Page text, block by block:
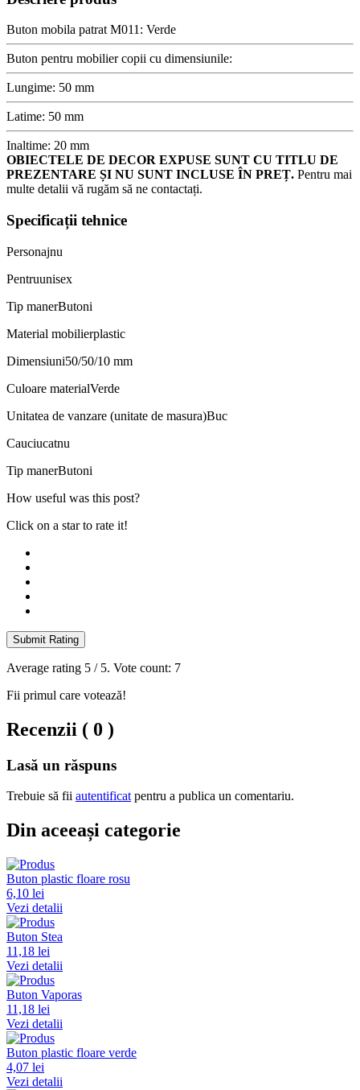
Buton mobila patrat M011: Verde
Buton pentru mobilier copii cu dimensiunile:
Lungime: 50 mm
Latime: 50 mm
Inaltime: 20 mm
OBIECTELE DE DECOR EXPUSE SUNT CU TITLU DE
PREZENTARE ȘI NU SUNT INCLUSE ÎN PREȚ. Pentru mai
multe detalii vă rugăm să ne contactați.
Specificații tehnice
Personajnu
Pentruunisex
Tip manerButoni
Material mobilierplastic
Dimensiuni50/50/10 mm
Culoare materialVerde
Unitatea de vanzare (unitate de masura)Buc
Cauciucatnu
Tip manerButoni
How useful was this post?
Click on a star to rate it!
Submit Rating
Average rating 5 / 5. Vote count: 7
Fii primul care votează!
Recenzii ( 0 )
Lasă un răspuns
Trebuie să fii autentificat pentru a publica un comentariu.
Din aceeași categorie
Buton plastic floare rosu
6,10 lei
Vezi detalii
Buton Stea
11,18 lei
Vezi detalii
Buton Vaporas
11,18 lei
Vezi detalii
Buton plastic floare verde
4,07 lei
Vezi detalii